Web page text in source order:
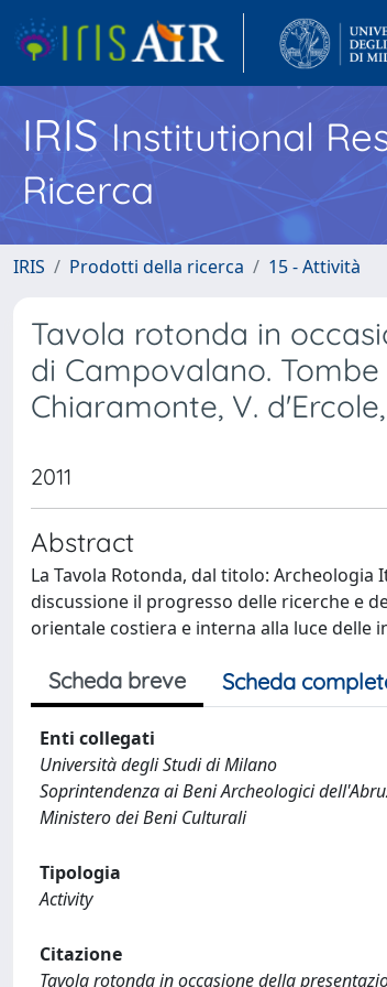
IRISInstitutional
Ricerca
IRIS Prodotti della ricerca 15 - Attività
Tavola rotonda in
di Campovalano.
Chiaramonte, V.
2011
Abstract
La Tavola Rotonda, dal titolo:
discussione il progresso delle ricerche e
orientale costiera e interna alla luce delle
Scheda breve Scheda
Enti collegati
Università degli Studi di Milano
Soprintendenza ai Beni Archeologici
Ministero dei Beni Culturali
Tipologia
Activity
Citazione
Tavola rotonda in occasione della